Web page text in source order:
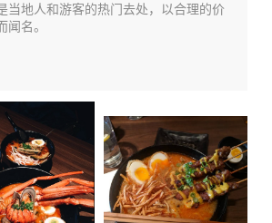
当地人和游客的热门去处，以合理的价
名。